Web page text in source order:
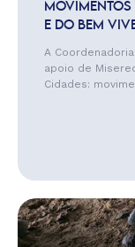
MOVIMENTOS
E DO BEM
A
apoio de
Cidades: